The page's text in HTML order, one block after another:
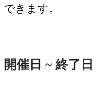
できます。
開催日 ~ 終了日